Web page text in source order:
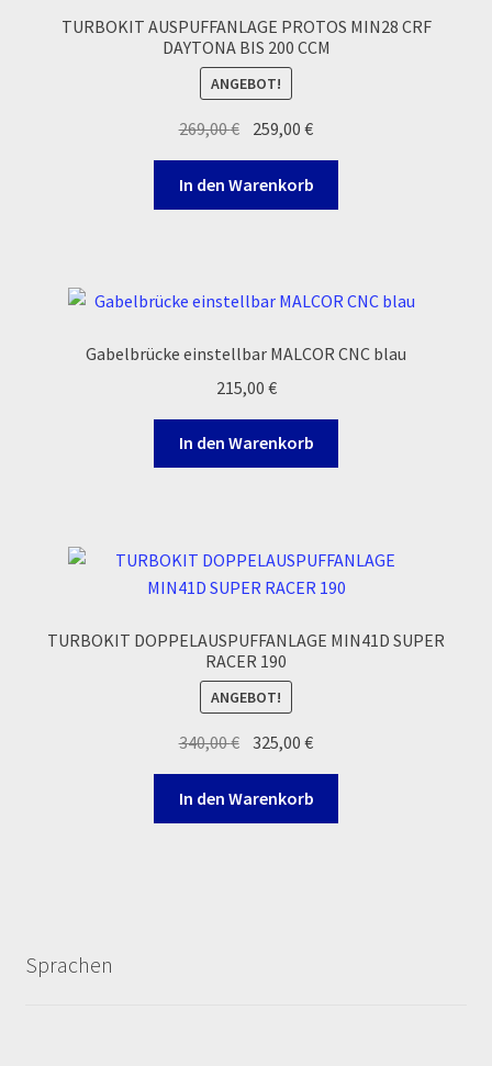
Widerrufsbelehrung & -formular
TURBOKIT AUSPUFFANLAGE PROTOS MIN28 CRF
DAYTONA BIS 200 CCM
ANGEBOT!
269,00€ Ursprünglicher
war:
269,00 €
259,00€Aktueller
ist:
259,00 €.
In den Warenkorb
Gabelbrücke einstellbar MALCOR CNC blau
215,00 €
In den Warenkorb
TURBOKIT DOPPELAUSPUFFANLAGE MIN41D SUPER
RACER 190
ANGEBOT!
340,00€ Ursprünglicher
Preis
war:
340,00 €
325,00€Aktueller
Preis
ist:
325,00 €.
In den Warenkorb
Sprachen